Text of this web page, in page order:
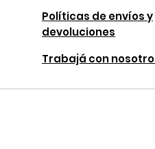
Políticas de envíos y
devoluciones
Trabajá con